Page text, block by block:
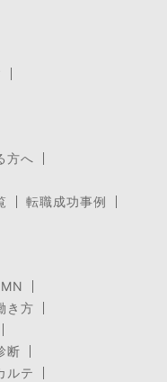
方へ
転職成功事例
き方
断
ルテ